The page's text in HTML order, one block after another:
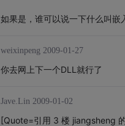
如果是，谁可以说一下什么叫嵌
weixinpeng 2009-01-27
你去网上下一个DLL就行了
Jave.Lin 2009-01-02
[Quote=引用 3 楼 jiangsheng